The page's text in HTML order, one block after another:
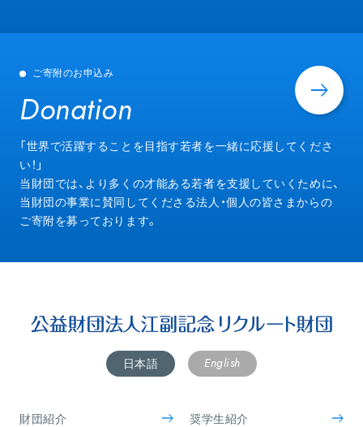
ご寄附のお申込み
Donation
Donation
「世界で活躍することを目指す若者を一緒に応援してくださ
い！」
当財団では、より多くの才能ある若者を支援していくために、
当財団の事業に賛同してくださる法人・個人の皆さまからの
ご寄附を募っております。
日本語 English
財団紹介 奨学生紹介